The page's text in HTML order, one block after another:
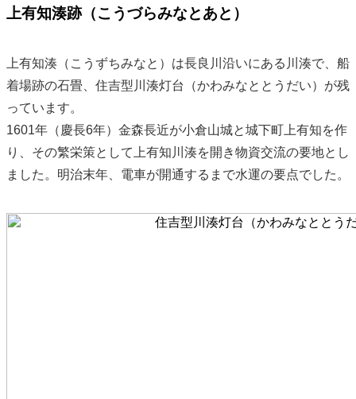
上有知湊跡（こうづらみなとあと）
上有知湊（こうずちみなと）は長良川沿いにある川湊で、船
着場跡の石畳、住吉型川湊灯台（かわみなととうだい）が残
っています。
1601年（慶長6年）金森長近が小倉山城と城下町上有知を作
り、その繁栄策として上有知川湊を開き物資交流の要地とし
ました。明治末年、電車が開通するまで水運の要点でした。